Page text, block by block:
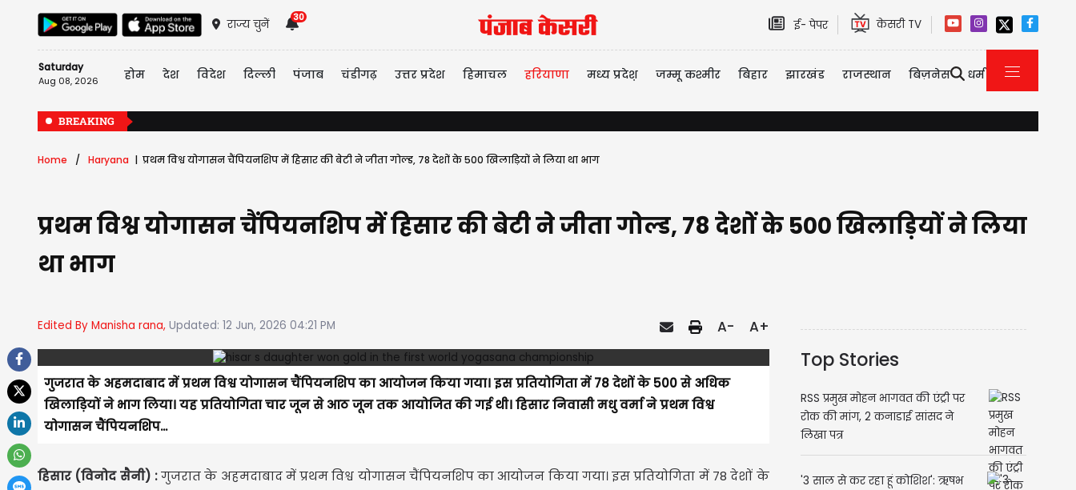
राज्य चुनें
30
ई- पेपर केसरी TV
Saturday
Aug 08, 2026 होम देश विदेश दिल्ली पंजाब चंडीगढ़ उत्तर प्रदेश हिमाचल हरियाणा मध्य प्रदेश़ जम्मू कश्मीर बिहार झारखंड राजस्थान बिज़नेस धर्म
BREAKING
Home Haryana प्रथम विश्व योगासन चैंपियनशिप में हिसार की बेटी ने जीता गोल्ड, 78 देशों के 500 खिलाड़ियों ने लिया था भाग
प्रथम विश्व योगासन चैंपियनशिप में हिसार की बेटी ने जीता गोल्ड, 78 देशों के 500 खिलाड़ियों ने लिया
था भाग
Edited By Manisha rana, Updated: 12 Jun, 2026 04:21 PM A- A+
गुजरात के अहमदाबाद में प्रथम विश्व योगासन चैंपियनशिप का आयोजन किया गया। इस प्रतियोगिता में 78 देशों के 500 से अधिक
खिलाड़ियों ने भाग लिया। यह प्रतियोगिता चार जून से आठ जून तक आयोजित की गई थी। हिसार निवासी मधु वर्मा ने प्रथम विश्व
योगासन चैंपियनशिप...
हिसार (विनोद सैनी) :गुजरात के अहमदाबाद में प्रथम विश्व योगासन चैंपियनशिप का आयोजन किया गया। इस प्रतियोगिता में 78 देशों के
Top Stories
RSS प्रमुख मोहन भागवत की एंट्री पर
रोक की मांग, 2 कनाडाई सांसद ने
लिखा पत्र
'3 साल से कर रहा हूं कोशिश': ऋषभ